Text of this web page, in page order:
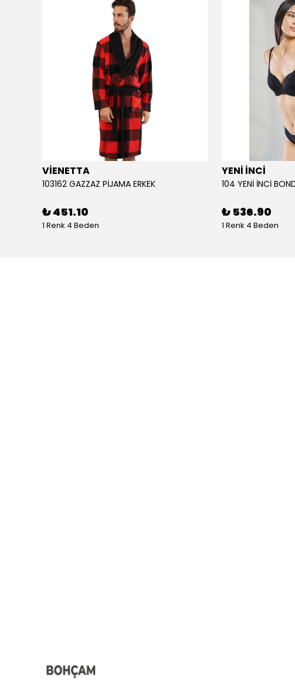
VİENETTA
103162 GAZZAZ PİJAMA ERKEK
₺ 451.10
1 Renk 4 Beden
YENİ İNCİ
₺ 536.90
1 Renk 4 Beden